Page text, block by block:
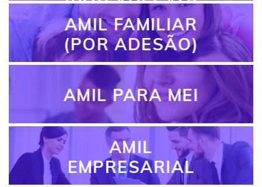
AMIL FAMILIAR
(POR ADESÃO)
AMIL PARA MEI
AMIL
EMPRESARIAL